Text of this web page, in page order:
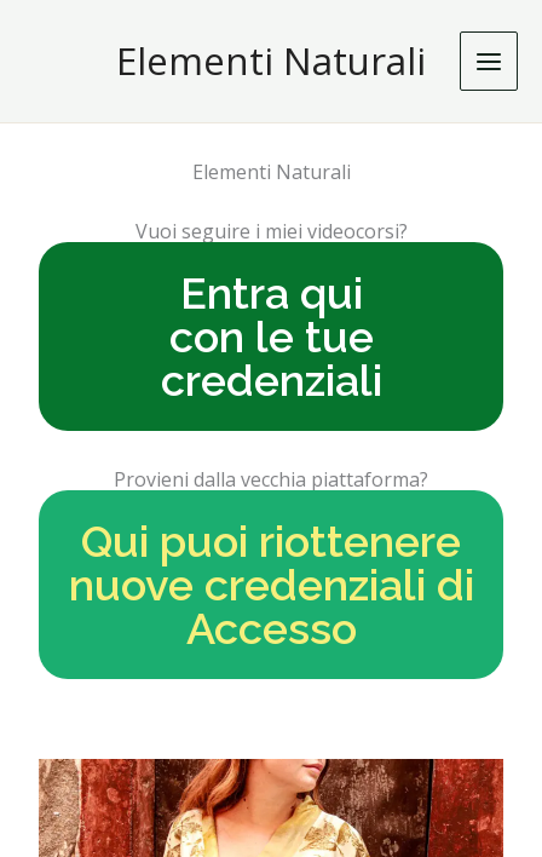
Elementi Naturali
Elementi Naturali
Vuoi seguire i miei videocorsi?
Entra qui
con le tue
credenziali
Provieni dalla vecchia piattaforma?
Qui puoi riottenere
nuove credenziali di
Accesso